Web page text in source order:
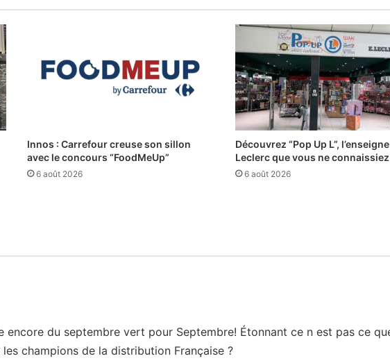
Innos : Carrefour creuse son sillon
avec le concours “FoodMeUp”
6 août 2026
Découvrez “Pop Up L”, l’enseigne
Leclerc que vous ne
6 août 2026
encore du septembre vert pour Septembre! Étonnant ce n est pas ce
champions de la distribution Française ?